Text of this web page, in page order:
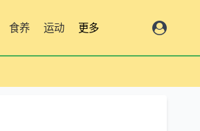
食养 运动 更多